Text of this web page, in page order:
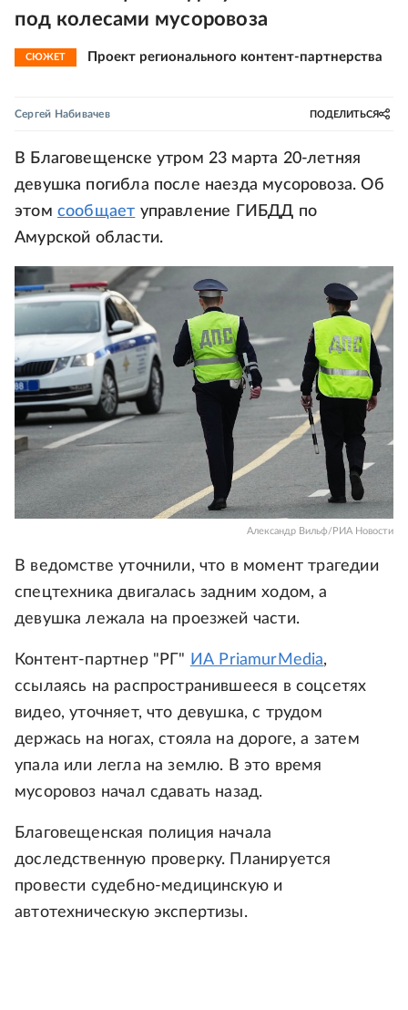
под колесами мусоровоза
СЮЖЕТ Проект регионального контент-партнерства
Сергей Набивачев ПОДЕЛИТЬСЯ
В Благовещенске утром 23 марта 20-летняя
девушка погибла после наезда мусоровоза. Об
этом сообщает управление ГИБДД по
Амурской области.
Александр Вильф/РИА Новости
В ведомстве уточнили, что в момент трагедии
спецтехника двигалась задним ходом, а
девушка лежала на проезжей части.
Контент-партнер "РГ" ИА PriamurMedia,
ссылаясь на распространившееся в соцсетях
видео, уточняет, что девушка, с трудом
держась на ногах, стояла на дороге, а затем
упала или легла на землю. В это время
мусоровоз начал сдавать назад.
Благовещенская полиция начала
доследственную проверку. Планируется
провести судебно-медицинскую и
автотехническую экспертизы.